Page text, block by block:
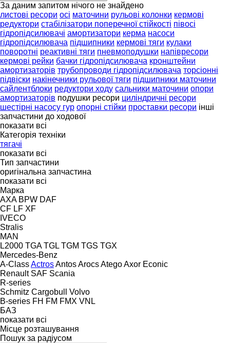
За даним запитом нічого не знайдено
листові ресори осі маточини рульові колонки кермові
редуктори стабілізатори поперечної стійкості півосі
гідропідсилювачі амортизатори керма насоси
гідропідсилювача підшипники кермові тяги кулаки
поворотні реактивні тяги пневмоподушки напівресори
кермові рейки бачки гідропідсилювача кронштейни
амортизаторів трубопроводи гідропідсилювача торсіонні
підвіски накінечники рульової тяги підшипники маточини
сайлентблоки редуктори ходу сальники маточини опори
амортизаторів подушки ресори циліндричні ресори
шестірні насосу гур опорні стійки проставки ресори інші
запчастини до ходової
показати всі
Категорія техніки
тягачі
показати всі
Тип запчастини
оригінальна запчастина
показати всі
Марка
AXA BPW DAF
CF LF XF
IVECO
Stralis
MAN
L2000 TGA TGL TGM TGS TGX
Mercedes-Benz
A-ClassActrosAntosArocsAtegoAxor Econic
Renault SAF Scania
R-series
Schmitz Cargobull
Volvo
B-series FH FM FMX VNL
БАЗ
показати всі
Місце розташування
Пошук за радіусом